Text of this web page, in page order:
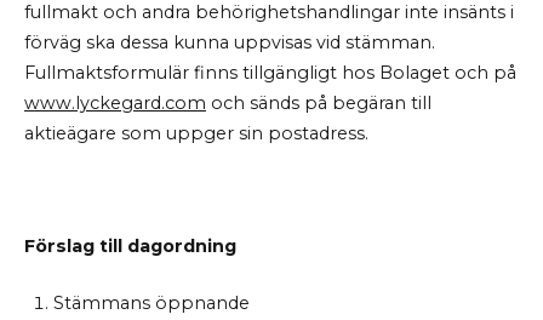
fullmakt och andra behörighetshandlingar inte insänts i
förväg ska dessa kunna uppvisas vid stämman.
Fullmaktsformulär finns tillgängligt hos Bolaget och på
www.lyckegard.com och sänds på begäran till
aktieägare som uppger sin postadress.
Förslag till dagordning
Stämmans öppnande